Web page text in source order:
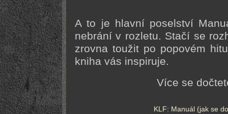
A to je hlavní poselství
nebrání v rozletu. Stačí se
zrovna toužit po popovém
kniha vás inspiruje.
Více se
KLF: Manuál (jak se